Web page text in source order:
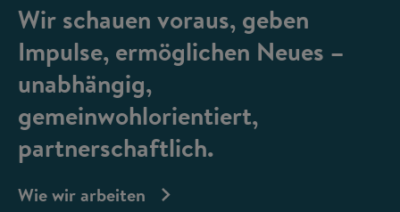
Wir schauen voraus, geben
Impulse, ermöglichen Neues –
unabhängig,
gemeinwohlorientiert,
partnerschaftlich.
Wie wir arbeiten